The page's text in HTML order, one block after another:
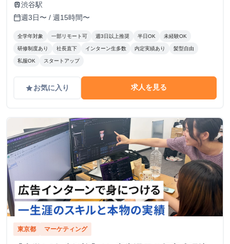
train渋谷駅
calendar_today週3日〜 / 週15時間〜
全学年対象 一部リモート可 週3日以上推奨 半日OK 未経験OK
研修制度あり 社長直下 インターン生多数 内定実績あり 髪型自由
私服OK スタートアップ
gradeお気に入り 求人を見る
東京都 マーケティング